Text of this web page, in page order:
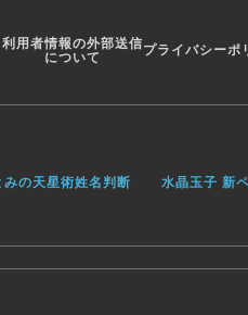
利用者情報の外部送信
について プライバシーポ
みの天星術姓名判断
水晶玉子 新